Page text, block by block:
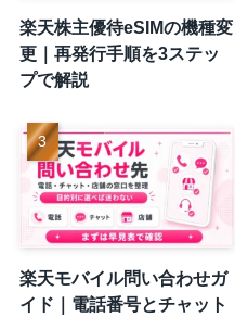
楽天株主優待eSIMの機種変
更｜再発行手順を3ステッ
プで解説
楽天モバイル問い合わせガ
イド｜電話番号とチャット